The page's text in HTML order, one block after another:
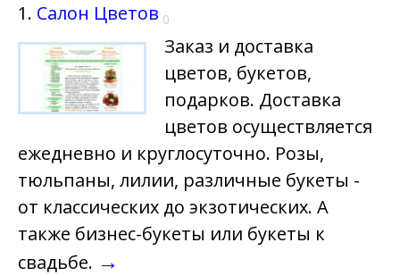
1. Салон Цветов 0
Заказ и доставка
цветов, букетов,
подарков. Доставка
цветов осуществляется
ежедневно и круглосуточно. Розы,
тюльпаны, лилии, различные букеты -
от классических до экзотических. А
также бизнес-букеты или букеты к
свадьбе. →